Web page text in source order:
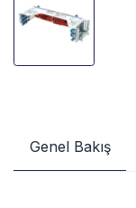
Genel Bakış